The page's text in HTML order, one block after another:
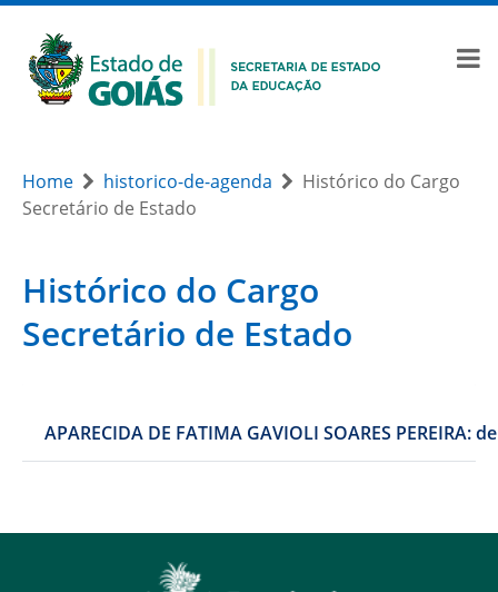
Home historico-de-agenda
Histórico do Cargo
Secretário de Estado
Histórico do Cargo
Secretário de Estado
APARECIDA DE FATIMA GAVIOLI SOARES PEREIRA: